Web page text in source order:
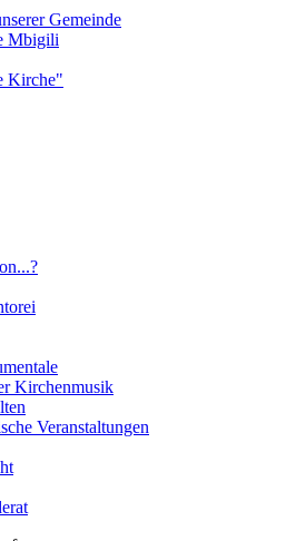
Gemeinde
Mbigili
Kirche"
Kirchenmusik
Veranstaltungen